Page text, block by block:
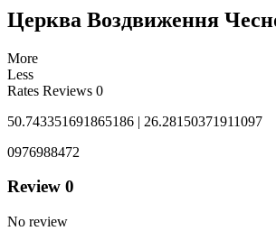
Церква Воздвиження
More
Less
Rates Reviews 0
50.743351691865186 | 26.28150371911097
0976988472
Review 0
No review